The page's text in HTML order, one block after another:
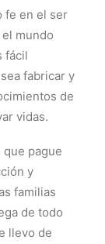
fe en el ser
mundo
fácil
fabricar y
de
vidas.
pague
y
familias
de todo
llevo de